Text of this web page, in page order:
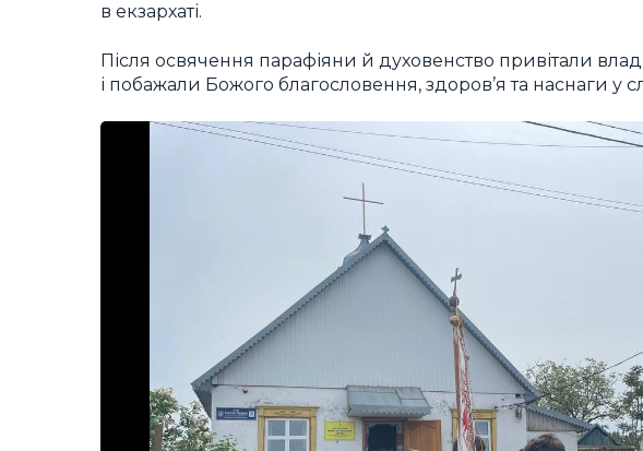
в екзархаті.
Після освячення парафіяни й духовенство привітали
і побажали Божого благословення, здоров’я та наснаги у